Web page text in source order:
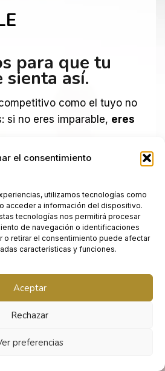
el consentimiento
utilizamos tecnologías como
acceder a información del dispositivo.
tecnologías nos permitirá procesar
de navegación o identificaciones
o retirar el consentimiento puede afectar
características y funciones.
Aceptar
Rechazar
preferencias
para que tu
sienta así.
como el tuyo no
si no eres imparable, eres
21 45